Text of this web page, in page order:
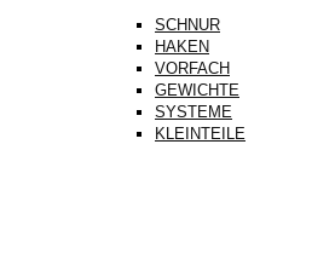
SCHNUR
HAKEN
VORFACH
GEWICHTE
SYSTEME
KLEINTEILE